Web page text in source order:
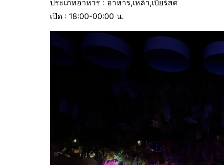
ประเภทอาหาร : อาหาร,เหล้า,เบียร์สด
เปิด : 18:00-00:00 น.